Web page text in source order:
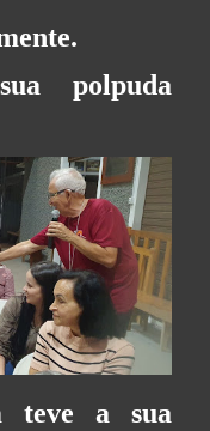
polpuda
teve a sua